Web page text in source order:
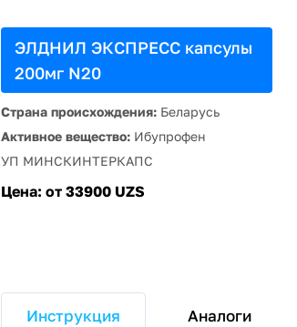
ЭЛДНИЛ ЭКСПРЕСС капсулы
200мг N20
Страна происхождения:Беларусь
Активное вещество:Ибупрофен
УП МИНСКИНТЕРКАПС
Цена: от 33900 UZS
Инструкция Аналоги